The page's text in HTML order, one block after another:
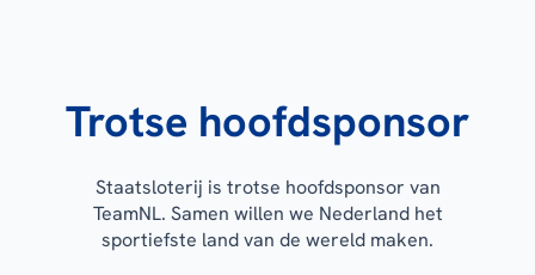
Trotse hoofdsponsor
Staatsloterij is trotse hoofdsponsor van
TeamNL. Samen willen we Nederland het
sportiefste land van de wereld maken.